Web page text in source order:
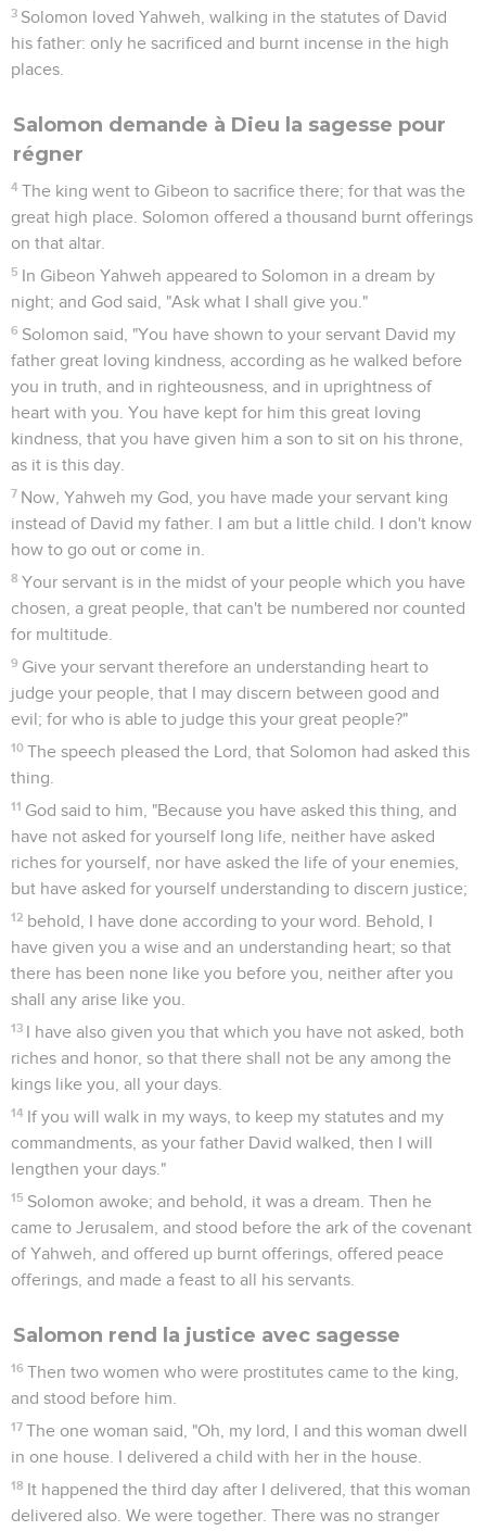
3 Solomon loved Yahweh, walking in the statutes of David
his father: only he sacrificed and burnt incense in the high
places.
Salomon demande à Dieu la sagesse pour
régner
4 The king went to Gibeon to sacrifice there; for that was the
great high place. Solomon offered a thousand burnt offerings
on that altar.
5 In Gibeon Yahweh appeared to Solomon in a dream by
night; and God said, "Ask what I shall give you."
6 Solomon said, "You have shown to your servant David my
father great loving kindness, according as he walked before
you in truth, and in righteousness, and in uprightness of
heart with you. You have kept for him this great loving
kindness, that you have given him a son to sit on his throne,
as it is this day.
7 Now, Yahweh my God, you have made your servant king
instead of David my father. I am but a little child. I don't know
how to go out or come in.
8 Your servant is in the midst of your people which you have
chosen, a great people, that can't be numbered nor counted
for multitude.
9 Give your servant therefore an understanding heart to
judge your people, that I may discern between good and
evil; for who is able to judge this your great people?"
10 The speech pleased the Lord, that Solomon had asked this
thing.
11 God said to him, "Because you have asked this thing, and
have not asked for yourself long life, neither have asked
riches for yourself, nor have asked the life of your enemies,
but have asked for yourself understanding to discern justice;
12 behold, I have done according to your word. Behold, I
have given you a wise and an understanding heart; so that
there has been none like you before you, neither after you
shall any arise like you.
13 I have also given you that which you have not asked, both
riches and honor, so that there shall not be any among the
kings like you, all your days.
14 If you will walk in my ways, to keep my statutes and my
commandments, as your father David walked, then I will
lengthen your days."
15 Solomon awoke; and behold, it was a dream. Then he
came to Jerusalem, and stood before the ark of the covenant
of Yahweh, and offered up burnt offerings, offered peace
offerings, and made a feast to all his servants.
Salomon rend la justice avec sagesse
16 Then two women who were prostitutes came to the king,
and stood before him.
17 The one woman said, "Oh, my lord, I and this woman dwell
in one house. I delivered a child with her in the house.
18 It happened the third day after I delivered, that this woman
delivered also. We were together. There was no stranger